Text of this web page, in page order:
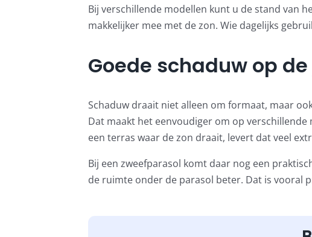
Bij verschillende modellen kunt u de stand van
makkelijker mee met de zon. Wie dagelijks
Goede schaduw op
Schaduw draait niet alleen om formaat, maar
Dat maakt het eenvoudiger om op
een terras waar de zon draait, levert dat veel
Bij een zweefparasol komt daar nog een
de ruimte onder de parasol beter. Dat is vooral